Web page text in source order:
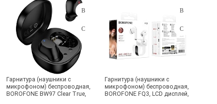
Розничная цена
Гарнитура (наушники с
микрофоном) беспроводная,
BOROFONE BW97 Clear True,
Гарнитура (наушники с
микрофоном) беспроводная,
BOROFONE FQ3, LCD дисплей,